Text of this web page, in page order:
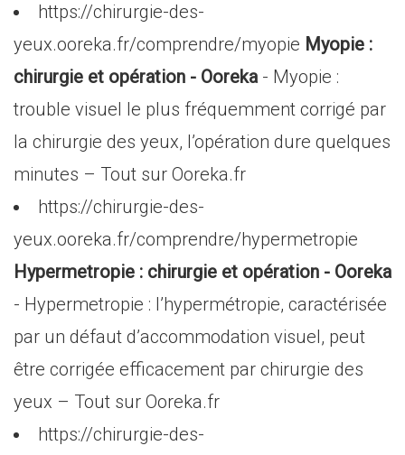
https://chirurgie-des-
yeux.ooreka.fr/comprendre/myopie Myopie :
chirurgie et opération - Ooreka- Myopie :
trouble visuel le plus fréquemment corrigé par
la chirurgie des yeux, l’opération dure quelques
minutes – Tout sur Ooreka.fr
https://chirurgie-des-
yeux.ooreka.fr/comprendre/hypermetropie
Hypermetropie : chirurgie et opération - Ooreka
- Hypermetropie : l’hypermétropie, caractérisée
par un défaut d’accommodation visuel, peut
être corrigée efficacement par chirurgie des
yeux – Tout sur Ooreka.fr
https://chirurgie-des-